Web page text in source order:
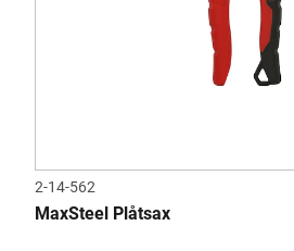
2-14-562
MaxSteel Plåtsax